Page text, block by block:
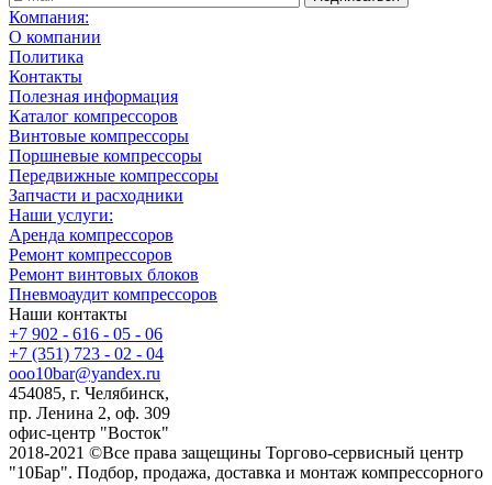
Компания:
О компании
Политика
Контакты
Полезная информация
Каталог компрессоров
Винтовые компрессоры
Поршневые компрессоры
Передвижные компрессоры
Запчасти и расходники
Наши услуги:
Аренда компрессоров
Ремонт компрессоров
Ремонт винтовых блоков
Пневмоаудит компрессоров
Наши контакты
+7 902 - 616 - 05 - 06
+7 (351) 723 - 02 - 04
ooo10bar@yandex.ru
454085, г. Челябинск,
пр. Ленина 2, оф. 309
офис-центр "Восток"
2018-2021 ©Все права защещины Торгово-сервисный центр
"10Бар". Подбор, продажа, доставка и монтаж компрессорного